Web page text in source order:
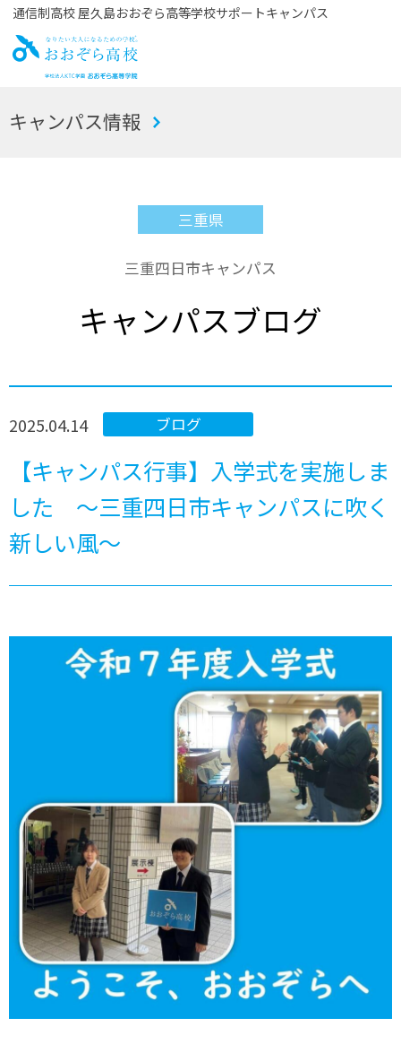
通信制高校 屋久島おおぞら高等学校サポートキャンパス
お
キャンパス情報
三重県
三重四日市キャンパス
キャンパスブログ
ブログ
2025.04.14
【キャンパス行事】入学式を実施しま
した ～三重四日市キャンパスに吹く
新しい風～